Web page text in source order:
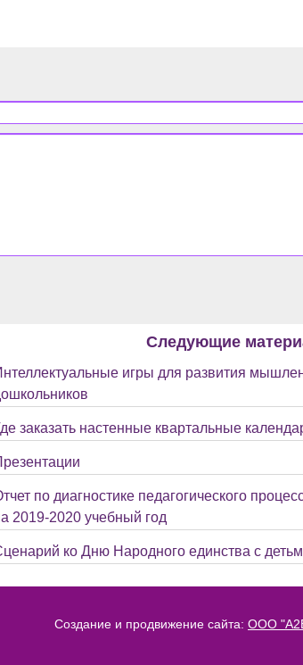
Следующие
игры для развития
заказать настенные квартальные
по диагностике педагогического
2019-2020 учебный год
ко Дню Народного единства с
Создание и продвижение сайта: ООО